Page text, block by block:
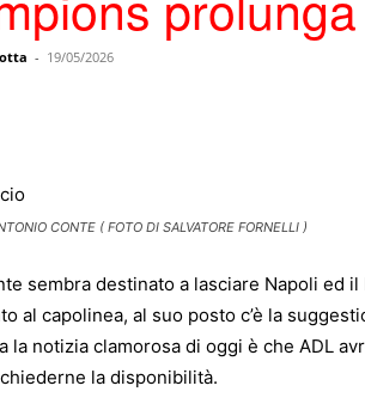
- 19/05/2026
CONTE ( FOTO DI SALVATORE FORNELLI )
sembra destinato a lasciare Napoli ed
al capolinea, al suo posto c’è la
la notizia clamorosa di oggi è che ADL
la disponibilità.